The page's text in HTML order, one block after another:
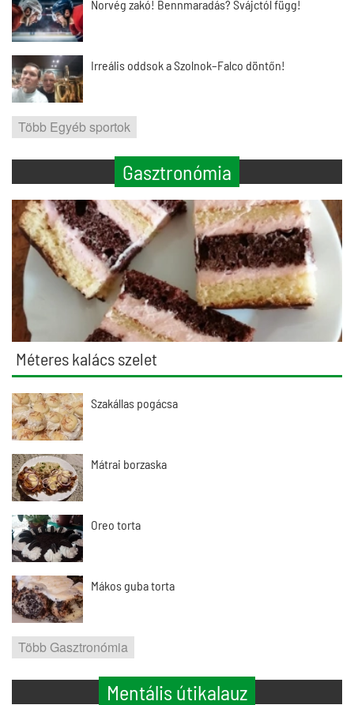
Norvég zakó! Bennmaradás? Svájctól függ!
Irreális oddsok a Szolnok–Falco döntőn!
Több Egyéb sportok
Gasztronómia
Méteres kalács szelet
Szakállas pogácsa
Mátrai borzaska
Oreo torta
Mákos guba torta
Több Gasztronómia
Mentális útikalauz